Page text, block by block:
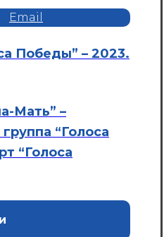
Email
Победы” – 2023.
Мать” –
“Голоса
“Голоса